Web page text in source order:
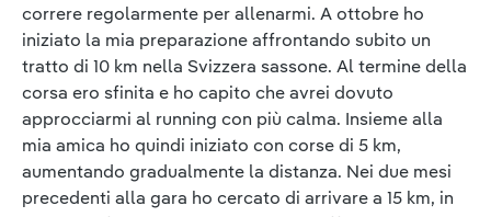
correre regolarmente per allenarmi. A ottobre ho
iniziato la mia preparazione affrontando subito un
tratto di 10 km nella Svizzera sassone. Al termine della
corsa ero sfinita e ho capito che avrei dovuto
approcciarmi al running con più calma. Insieme alla
mia amica ho quindi iniziato con corse di 5 km,
aumentando gradualmente la distanza. Nei due mesi
precedenti alla gara ho cercato di arrivare a 15 km, in